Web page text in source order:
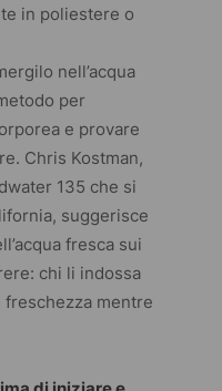
in poliestere o
nell’acqua
per
e provare
Chris Kostman,
135 che si
suggerisce
fresca sui
chi li indossa
mentre